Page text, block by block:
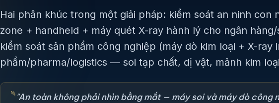
Hai phân khúc trong một giải pháp: kiểm soát an ninh con
zone + handheld + máy quét X-ray hành lý cho ngân
kiểm soát sản phẩm công nghiệp (máy dò kim loại + X-ray
phẩm/pharma/logistics — soi tạp chất, dị vật, mảnh kim
"An toàn không phải nhìn bằng mắt — máy soi và máy dò công